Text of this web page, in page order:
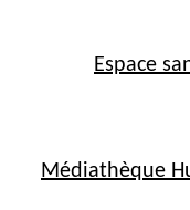
Espace
Médiathèque